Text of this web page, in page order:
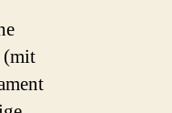
(mit